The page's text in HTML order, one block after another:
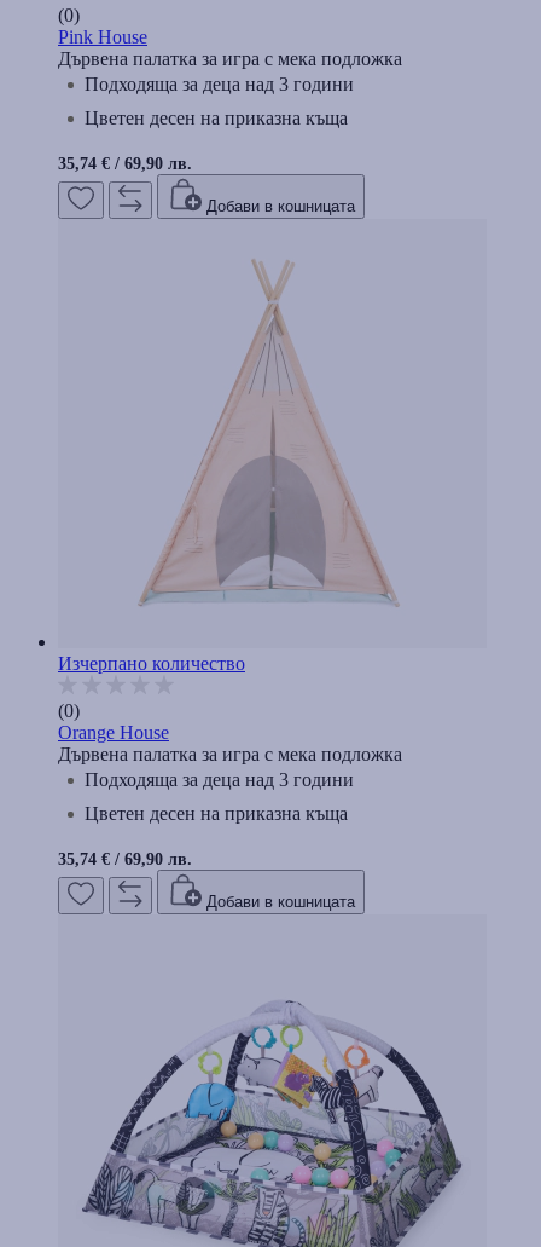
(0)
Pink House
Дървена палатка за игра с мека подложка
Подходяща за деца над 3 години
Цветен десен на приказна къща
35,74 € / 69,90 лв.
Добави в кошницата
Изчерпано количество
(0)
Orange House
Дървена палатка за игра с мека подложка
Подходяща за деца над 3 години
Цветен десен на приказна къща
35,74 € / 69,90 лв.
Добави в кошницата